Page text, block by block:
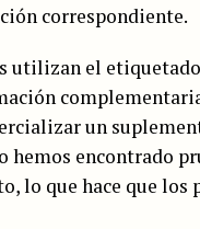
correspondiente.
utilizan el
un
encontrado
lo que hace que los